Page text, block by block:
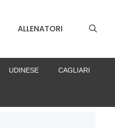
ALLENATORI
UDINESE CAGLIARI